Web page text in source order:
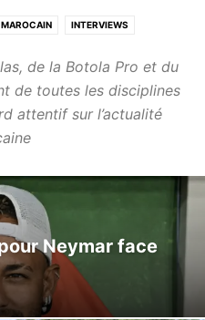
INTERVIEWS
de la Botola Pro et du
de toutes les disciplines
attentif sur l’actualité
Neymar face